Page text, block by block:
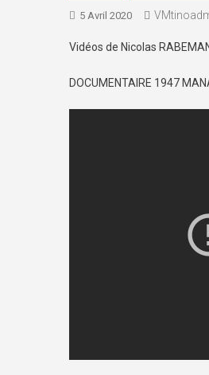
5 Avril 2020
Vidéos de Nicolas
DOCUMENTAIRE 1947